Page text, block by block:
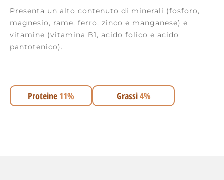
Presenta un alto contenuto di minerali (fosforo,
magnesio, rame, ferro, zinco e manganese) e
vitamine (vitamina B1, acido folico e acido
pantotenico).
Proteine 11% Grassi4%